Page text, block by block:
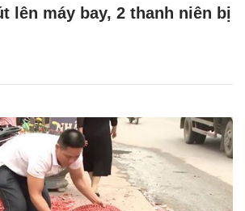
lên máy bay, 2 thanh niên bị